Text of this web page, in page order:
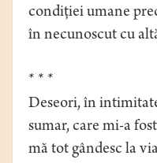
condiției umane
în necunoscut cu
* * *
Deseori, în
sumar, care mi-a
mă tot gândesc la